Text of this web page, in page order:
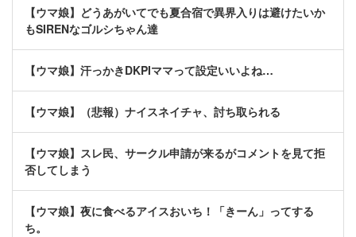
【ウマ娘】どうあがいてでも夏合宿で異界入りは避けたいか
もSIRENなゴルシちゃん達
【ウマ娘】汗っかきDKPIママって設定いいよね…
【ウマ娘】（悲報）ナイスネイチャ、討ち取られる
【ウマ娘】スレ民、サークル申請が来るがコメントを見て拒
否してしまう
【ウマ娘】夜に食べるアイスおいち！「きーん」ってする
ち。